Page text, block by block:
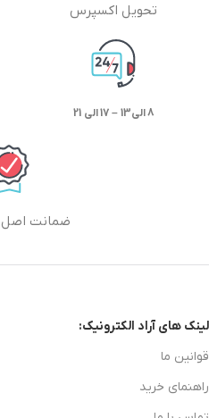
تحویل اکسپرس
8 الی13 – 17 الی 21
ضمانت اصل
لینک های آراد الکترونیک:
قوانین ما
راهنمای خرید